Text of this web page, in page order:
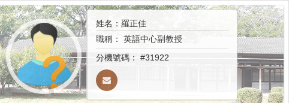
姓名：羅正佳
職稱： 英語中心副教授
分機號碼： #31922